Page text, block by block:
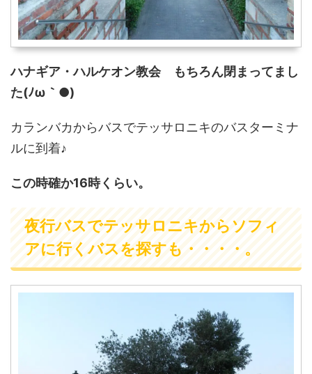
ハナギア・ハルケオン教会 もちろん閉まってまし
た(ﾉω｀●)
カランバカからバスでテッサロニキのバスターミナ
ルに到着♪
この時確か16時くらい。
夜行バスでテッサロニキからソフィ
アに行くバスを探すも・・・・。